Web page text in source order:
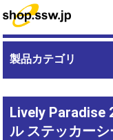
製品カテゴリ
Lively Paradise
ル ステッカーシ